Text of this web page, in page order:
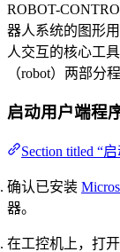
ROBOT-
器人系统的图形
人交互的核心工
（robot）两部分
启动用户端程
Section titled “
确认已安装
器。
在工控机上，打